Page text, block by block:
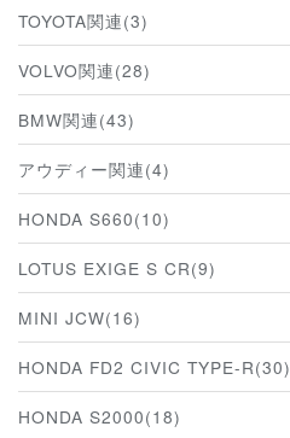
TOYOTA関連(3)
VOLVO関連(28)
BMW関連(43)
アウディー関連(4)
HONDA S660(10)
LOTUS EXIGE S CR(9)
MINI JCW(16)
HONDA FD2 CIVIC TYPE-R(30)
HONDA S2000(18)